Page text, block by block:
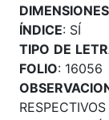
DIMENSIONES
ÍNDICE: SÍ
TIPO DE
FOLIO: 16056